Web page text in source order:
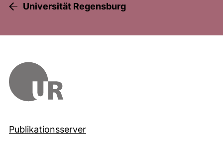
Universität Regensburg
Publikationsserver